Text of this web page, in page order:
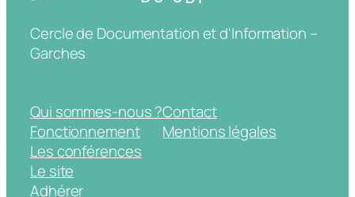
Cercle de Documentation et d'Information –
Garches
Qui sommes-nous ?
Fonctionnement
Les conférences
Le site
Adhérer
Contact
Mentions légales